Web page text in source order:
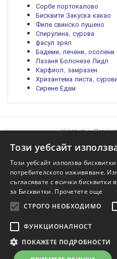
Сорбе портокалово
Бисквити Закуска какао
Филе свинско пушено
Спирулина, сурова
фасул зрял
Бадеми, печени, осолени
Лазаня Болонезе Лидл
Карфиол, замразен
Хризантема листа, сурови
Сирене Едам
Условия
Храните.info © 2004-
Този уебсайт
Този уебсайт използва
потребителското изживяване.
съгласявате с всички бисквитки
за Бисквитки. Прочетете още
СТРОГО НЕОБХОДИМО
ФУНКЦИОНАЛНОСТ
ПОКАЖЕТЕ ПОДРОБНОСТИ